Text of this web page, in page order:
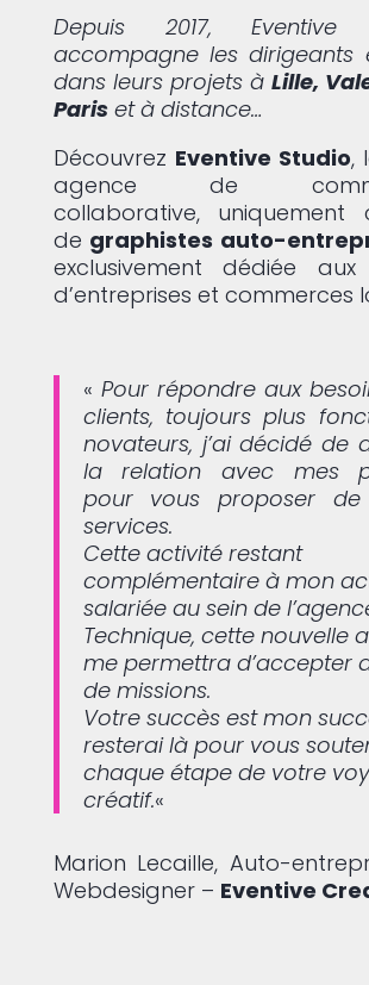
Depuis 2017, Eventive
accompagne les dirigeants
dans leurs projets àLille,
Pariset à distance…
Découvrez Eventive Studio,
agence de
collaborative, uniquement
de graphistes auto-
exclusivement dédiée aux
d’entreprises et commerces
« Pour répondre aux
clients, toujours plus
novateurs, j’ai décidé de
la relation avec mes
pour vous proposer de
services.
Cette activité restant
complémentaire à mon
salariée au sein de
Technique, cette nouvelle
me permettra d’accepter
de missions.
Votre succès est mon
resterai là pour vous
chaque étape de votre
créatif.«
Marion Lecaille, Auto-
Webdesigner – Eventive